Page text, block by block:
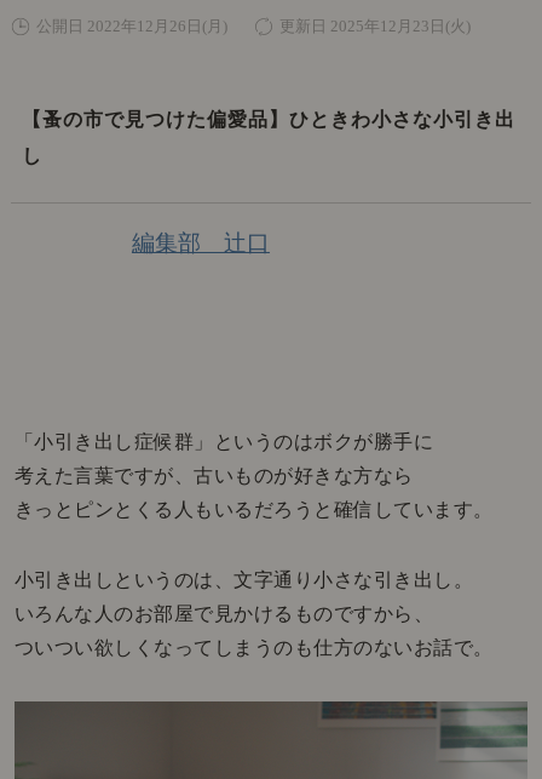
公開日 2022年12月26日(月) 更新日 2025年12月23日(火)
【蚤の市で見つけた偏愛品】ひときわ小さな小引き出
し
編集部 辻口
「小引き出し症候群」というのはボクが勝手に
考えた言葉ですが、古いものが好きな方なら
きっとピンとくる人もいるだろうと確信しています。
小引き出しというのは、文字通り小さな引き出し。
いろんな人のお部屋で見かけるものですから、
ついつい欲しくなってしまうのも仕方のないお話で。